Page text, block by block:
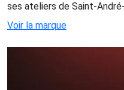
ses ateliers de Saint-
Voir la marque